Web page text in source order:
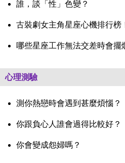
誰，談「性」色變？
古裝劇女主角星座心機排行榜
哪些星座工作無法交差時會擺
心理測驗
測你熱戀時會遇到甚麼煩惱？
你跟負心人誰會過得比較好？
你會變成怨婦嗎？